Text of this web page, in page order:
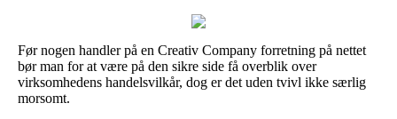
Før nogen handler på en Creativ Company forretning på nettet
bør man for at være på den sikre side få overblik over
virksomhedens handelsvilkår, dog er det uden tvivl ikke særlig
morsomt.